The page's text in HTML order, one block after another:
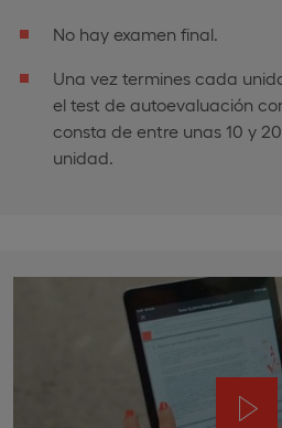
No hay examen final.
Una vez termines cada
el test de autoevaluación
consta de entre unas 10 y
unidad.